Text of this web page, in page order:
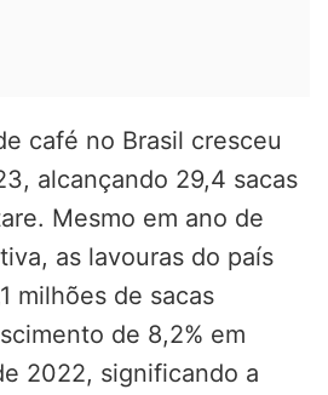
café no Brasil cresceu
alcançando 29,4 sacas
Mesmo em ano de
as lavouras do país
milhões de sacas
de 8,2% em
2022, significando a